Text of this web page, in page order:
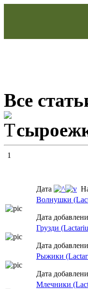
Все
1
Дата
Волнушки
Дата
Грузди
Дата
Рыжики
Дата
Млечники